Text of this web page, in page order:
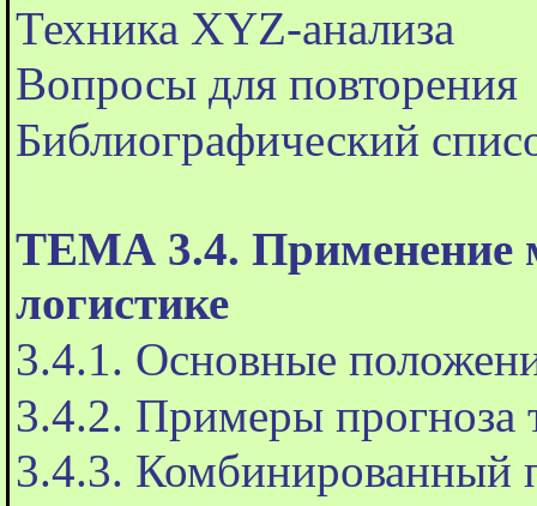
Техника XYZ-анализа
Вопросы для повторения
Библиографический
ТЕМА 3.4. Применение
логистике
3.4.1. Основные
3.4.2. Примеры прогноза
3.4.3. Комбинированный